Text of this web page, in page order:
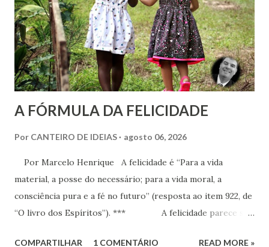
profunda diferença entre reconhecer a existência de um
recurso terapêutico e convertê-lo em atividade da Casa
Espírita.
A FÓRMULA DA FELICIDADE
Por CANTEIRO DE IDEIAS agosto 06, 2026
Por Marcelo Henrique A felicidade é “Para a vida
material, a posse do necessário; para a vida moral, a
consciência pura e a fé no futuro” (resposta ao item 922, de
“O livro dos Espíritos”). *** A felicidade parece ser
COMPARTILHAR 1 COMENTÁRIO READ MORE »